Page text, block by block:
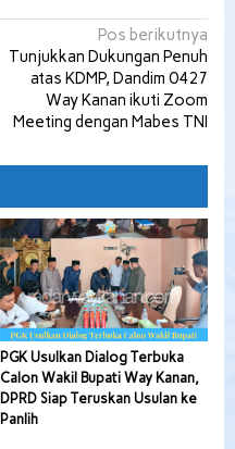
Pos berikutnya
Tunjukkan Dukungan Penuh
atas KDMP, Dandim 0427
Way Kanan ikuti Zoom
Meeting dengan Mabes TNI
PGK Usulkan Dialog Terbuka
Calon Wakil Bupati Way Kanan,
DPRD Siap Teruskan Usulan ke
Panlih